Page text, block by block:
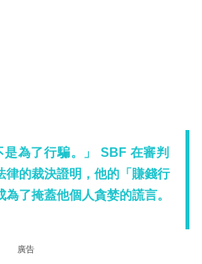
是為了行騙。」
SBF 在審判
律的裁決證明，他的「賺錢行
為了掩蓋他個人貪婪的謊言。
廣告